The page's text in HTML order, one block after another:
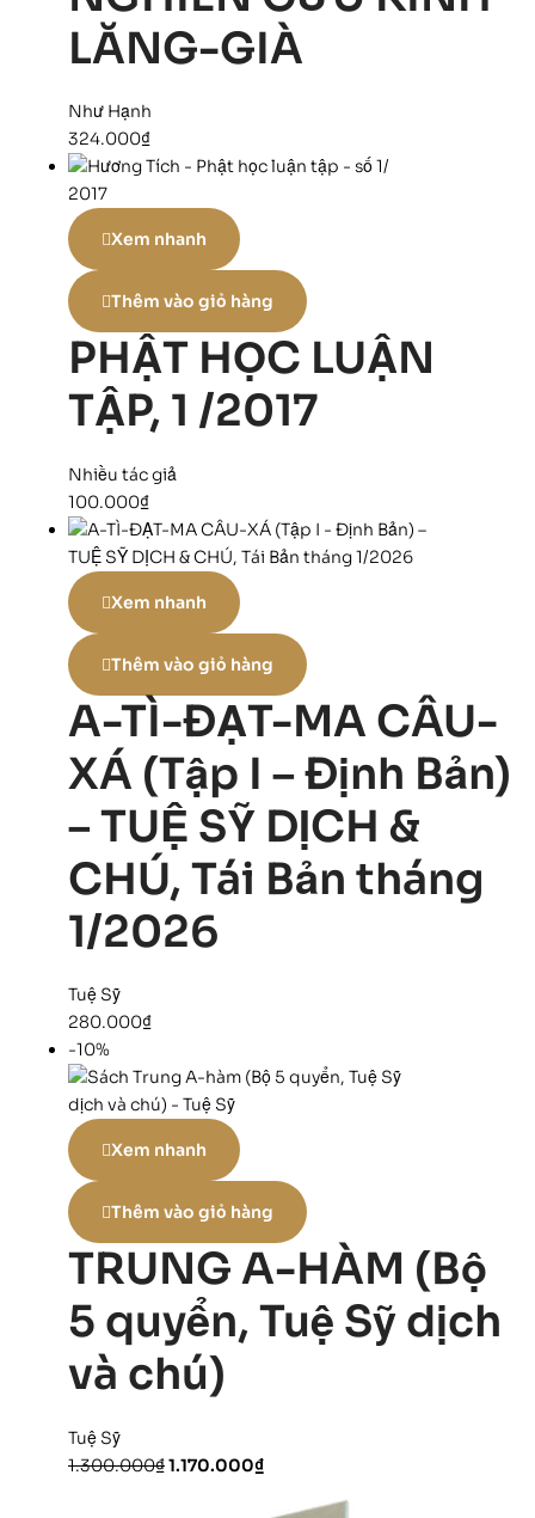
LĂNG-GIÀ
Như Hạnh
324.000₫
Xem nhanh
Thêm vào giỏ hàng
PHẬT HỌC LUẬN
TẬP, 1 /2017
Nhiều tác giả
100.000₫
Xem nhanh
Thêm vào giỏ hàng
A-TÌ-ĐẠT-MA CÂU-
XÁ (Tập I – Định Bản)
– TUỆ SỸ DỊCH &
CHÚ, Tái Bản tháng
1/2026
Tuệ Sỹ
280.000₫
-10%
Xem nhanh
Thêm vào giỏ hàng
TRUNG A-HÀM (Bộ
5 quyển, Tuệ Sỹ dịch
và chú)
Tuệ Sỹ
1.300.000₫1.170.000₫